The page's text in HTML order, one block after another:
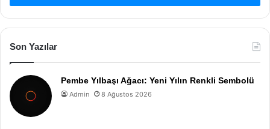
Son Yazılar
Pembe Yılbaşı Ağacı: Yeni Yılın Renkli Sembolü
Admin 8 Ağustos 2026